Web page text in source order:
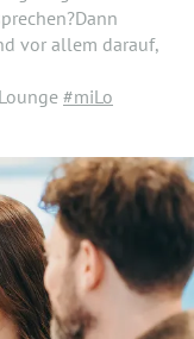
vor allem darauf,
#miLo